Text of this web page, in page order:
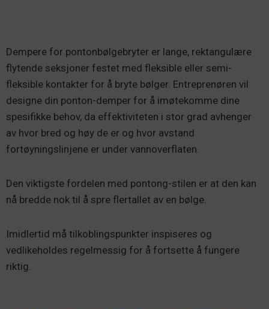
Dempere for pontonbølgebryter er lange, rektangulære
flytende seksjoner festet med fleksible eller semi-
fleksible kontakter for å bryte bølger. Entreprenøren vil
designe din ponton-demper for å imøtekomme dine
spesifikke behov, da effektiviteten i stor grad avhenger
av hvor bred og høy de er og hvor avstand
fortøyningslinjene er under vannoverflaten.
Den viktigste fordelen med pontong-stilen er at den kan
nå bredde nok til å spre flertallet av en bølge.
Imidlertid må tilkoblingspunkter inspiseres og
vedlikeholdes regelmessig for å fortsette å fungere
riktig.